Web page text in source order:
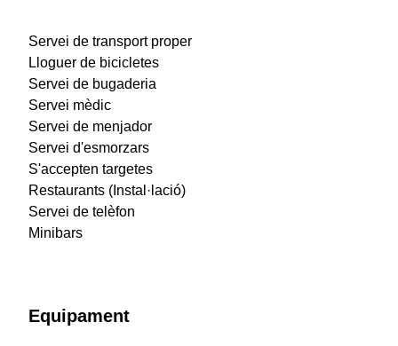
Servei de transport proper
Lloguer de bicicletes
Servei de bugaderia
Servei mèdic
Servei de menjador
Servei d'esmorzars
S'accepten targetes
Restaurants (Instal·lació)
Servei de telèfon
Minibars
Equipament